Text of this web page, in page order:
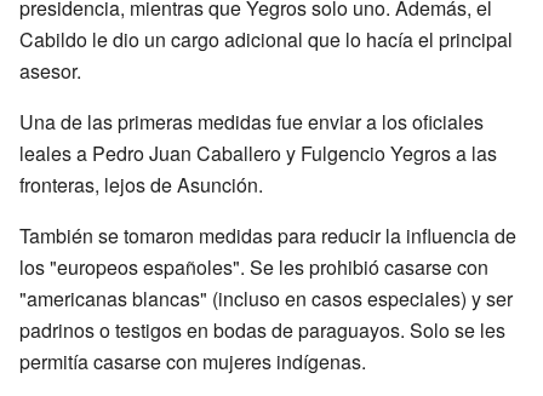
presidencia, mientras que Yegros solo uno. Además, el
Cabildo le dio un cargo adicional que lo hacía el principal
asesor.
Una de las primeras medidas fue enviar a los oficiales
leales a Pedro Juan Caballero y Fulgencio Yegros a las
fronteras, lejos de Asunción.
También se tomaron medidas para reducir la influencia de
los "europeos españoles". Se les prohibió casarse con
"americanas blancas" (incluso en casos especiales) y ser
padrinos o testigos en bodas de paraguayos. Solo se les
permitía casarse con mujeres indígenas.